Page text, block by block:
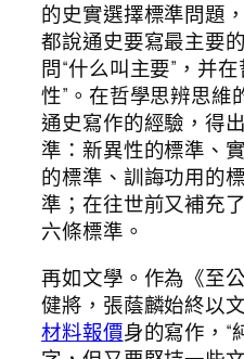
的史實選擇標準問題
都說通史要寫最主要
問“什么叫主要”，并
性”。在哲學思辨思維
通史寫作的經驗，得
準：新異性的標準、
的標準、訓誨功用的
準；在往世前又補充
六條標準。
再如文學。作為《至
健將，張蔭麟始終以
材料報價身的寫作，“